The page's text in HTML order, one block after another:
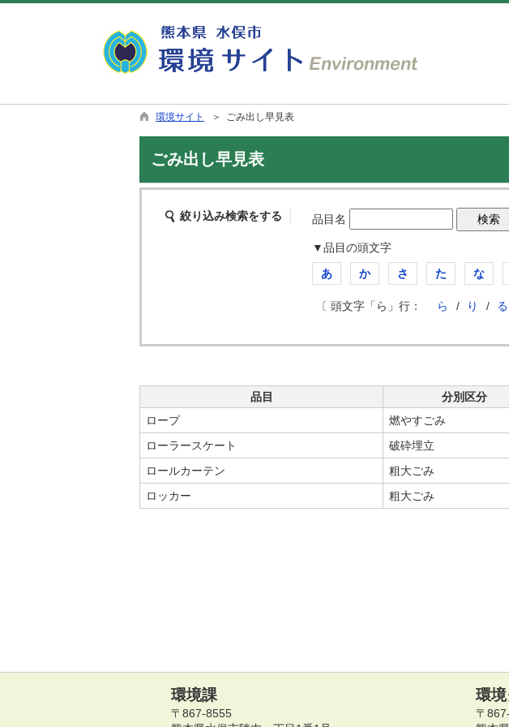
環境サイト ＞ ごみ出し早見表
ごみ出し早見表
絞り込み検索をする 品目名
▼品目の頭文字
あ
か さ た な
〔 頭文字「ら」行： ら / り / る
品目 分別区分
ロープ
燃やすごみ
ローラースケート
破砕埋立
ロールカーテン
粗大ごみ
ロッカー
粗大ごみ
環境課
〒867-8555
環
〒